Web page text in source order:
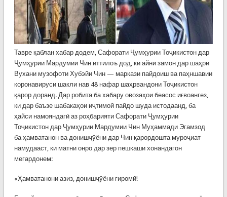
Тавре қаблан хабар додем, Сафорати Ҷумҳурии Тоҷикистон дар
Ҷумҳурии Мардумии Чин иттилоъ дод, ки айни замон дар шаҳри
Вухани музофоти Хубэйи Чин — маркази пайдоиш ва паҳншавии
коронавируси шакли нав 48 нафар шаҳрвандони Тоҷикистон
қарор доранд. Дар робита ба хабару овозаҳои беасос иғвоангез,
ки дар баъзе шабакаҳои иҷтимоӣ пайдо шуда истодаанд, ба
ҳайси намояндагӣ аз роҳбарияти Сафорати Ҷумҳурии
Тоҷикистон дар Ҷумҳурии Мардумии Чин Муҳаммади Эгамзод
ба ҳамватанон ва донишҷӯёни дар Чин қарордошта муроҷиат
намудааст, ки матни онро дар зер пешкаши хонандагон
мегардонем:
«Ҳамватанони азиз, донишҷӯёни гиромӣ!